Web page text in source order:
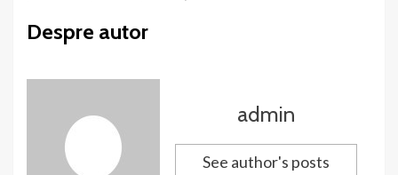
Despre autor
admin
See author's posts